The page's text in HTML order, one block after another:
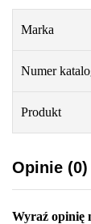
Marka
Numer
Produkt
Opinie (0)
Wyraź opinię